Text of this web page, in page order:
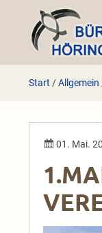
springen
Start /Allgemein
01. Mai.